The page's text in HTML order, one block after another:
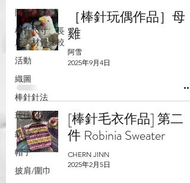
阿雪聊編織
棒針尺寸、長
度、材質比較
活動
織圖
棒針針法
玩偶/小物
紡紗
帽子
披肩/圍巾
［棒針玩偶作品］母
雞
阿雪
2025年9月4日
[棒針毛衣作品] 第二
件 Robinia Sweater
CHERN JINN
2025年2月5日